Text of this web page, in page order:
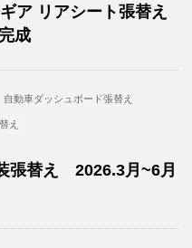
ア リアシート張替え
成
自動車ダッシュボード張替え
え
張替え 2026.3月~6月